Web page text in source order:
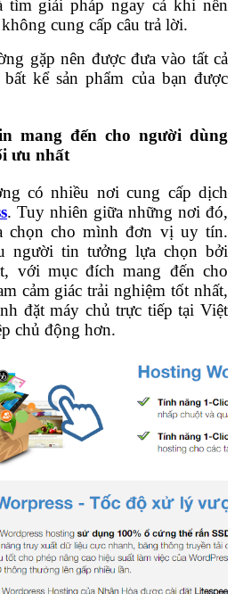
tìm giải pháp ngay cả khi nền
cung cấp câu trả lời.
gặp nên được đưa vào tất cả
kể sản phẩm của bạn được
mang đến cho người dùng
ưu nhất
có nhiều nơi cung cấp dịch
. Tuy nhiên giữa những nơi đó,
chọn cho mình đơn vị uy tín.
người tin tưởng lựa chọn bởi
với mục đích mang đến cho
cảm giác trải nghiệm tốt nhất,
đặt máy chủ trực tiếp tại Việt
chủ động hơn.